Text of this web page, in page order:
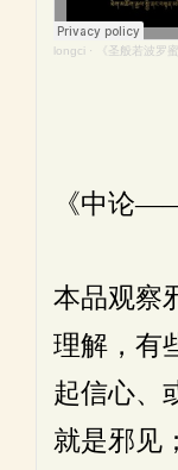
longci · 《圣般若波罗
《中论
本品观察
理解，有
起信心、
就是邪见